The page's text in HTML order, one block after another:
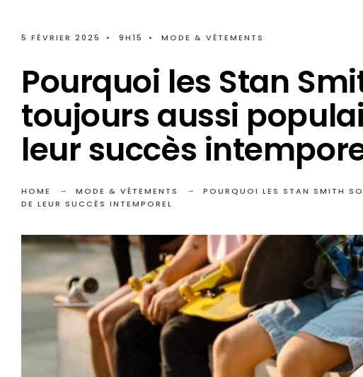
5 FÉVRIER 2025 • 9H15 • MODE & VÊTEMENTS
Pourquoi les Stan
toujours aussi
leur succès
HOME MODE & VÊTEMENTS
POURQUOI LES STAN SMITH
DE LEUR SUCCÈS INTEMPOREL